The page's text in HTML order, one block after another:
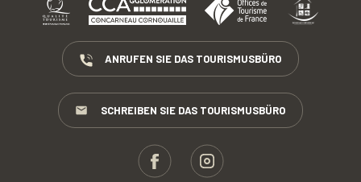
ANRUFEN SIE DAS TOURISMUSBÜRO
SCHREIBEN SIE DAS TOURISMUSBÜRO